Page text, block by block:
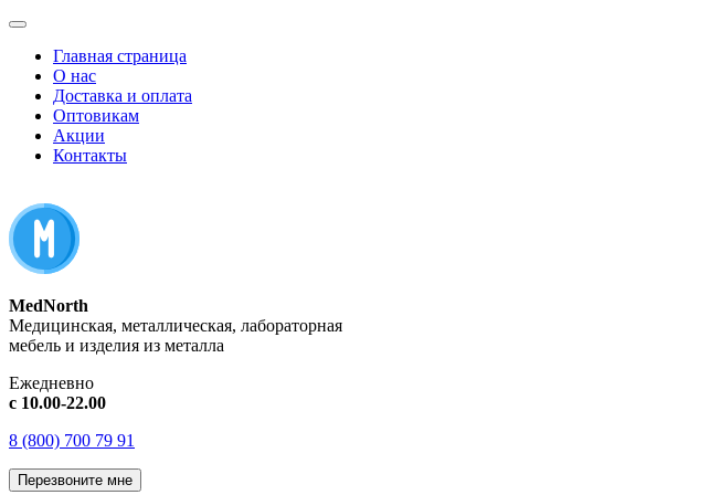
Главная страница
О нас
Доставка и оплата
Оптовикам
Акции
Контакты
MedNorth
Медицинская, металлическая, лабораторная
мебель и изделия из металла
Ежедневно
с 10.00-22.00
8 (800) 700 79 91
Перезвоните мне